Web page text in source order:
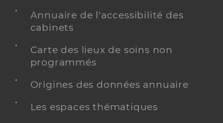
Annuaire de l'accessibilité des
cabinets
Carte des lieux de soins non
programmés
Origines des données annuaire
Les espaces thématiques